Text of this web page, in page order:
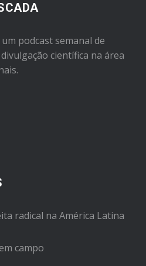
podcast semanal de
científica na área
radical na América Latina
campo